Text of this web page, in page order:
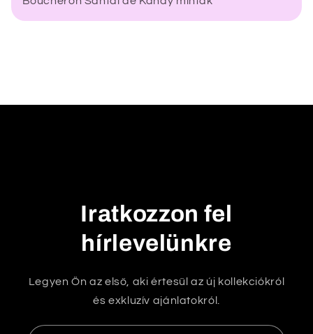
e
k
Iratkozzon fel
hírlevelünkre
Legyen Ön az első, aki értesül az új kollekciókról
és exkluzív ajánlatokról.